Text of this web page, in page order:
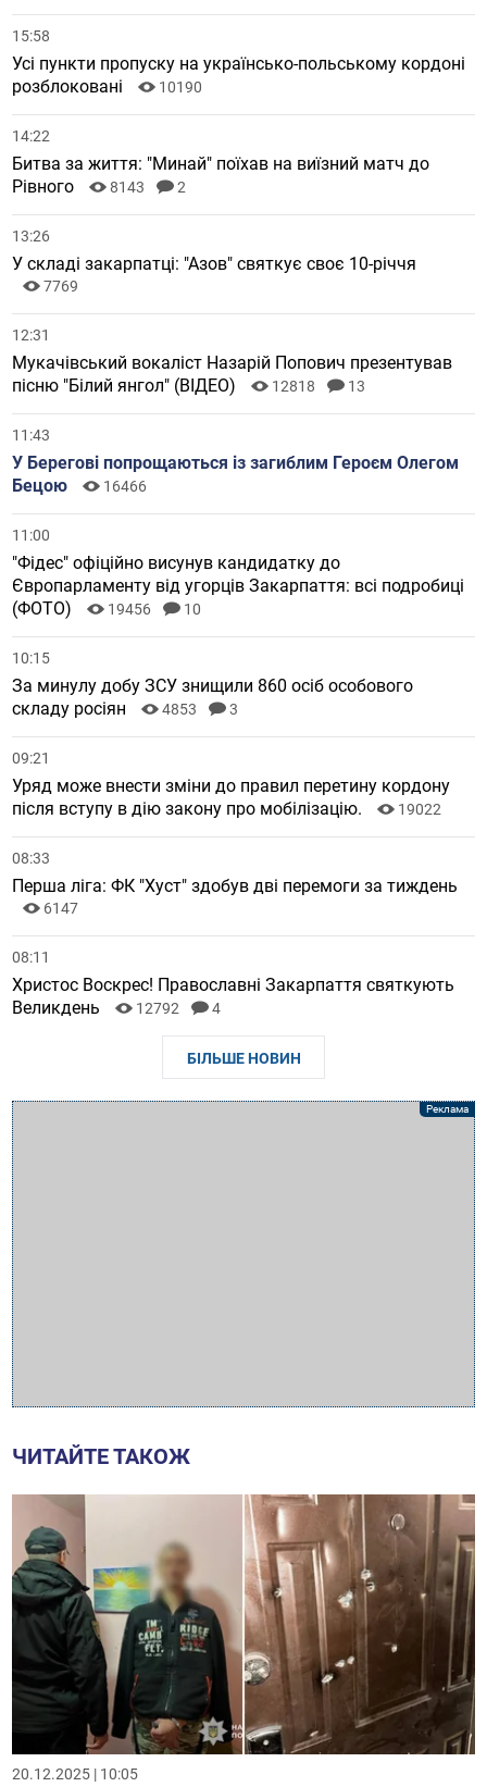
15:58
Усі пункти пропуску на українсько-польському кордоні
розблоковані
10190
14:22
Битва за життя: "Минай" поїхав на виїзний матч до
Рівного
8143 2
13:26
У складі закарпатці: "Азов" святкує своє 10-річчя
7769
12:31
Мукачівський вокаліст Назарій Попович презентував
пісню "Білий янгол" (ВІДЕО)
12818 13
11:43
У Берегові попрощаються із загиблим Героєм Олегом
Бецою
16466
11:00
"Фідес" офіційно висунув кандидатку до
Європарламенту від угорців Закарпаття: всі подробиці
(ФОТО)
19456 10
10:15
За минулу добу ЗСУ знищили 860 осіб особового
складу росіян
4853 3
09:21
Уряд може внести зміни до правил перетину кордону
після вступу в дію закону про мобілізацію.
19022
08:33
Перша ліга: ФК "Хуст" здобув дві перемоги за тиждень
6147
08:11
Христос Воскрес! Православні Закарпаття святкують
Великдень
12792 4
БІЛЬШЕ НОВИН
ЧИТАЙТЕ ТАКОЖ
20.12.2025 | 10:05